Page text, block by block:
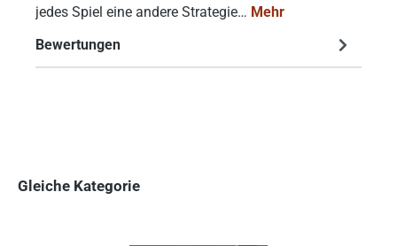
jedes Spiel eine andere Strategie… Mehr
Bewertungen
Gleiche Kategorie